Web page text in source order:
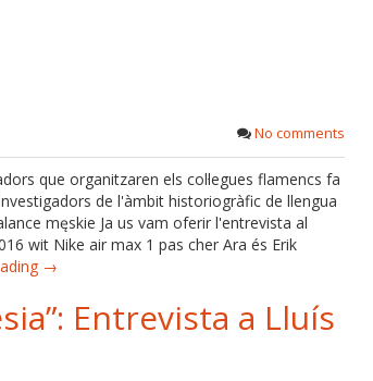
No comments
que organitzaren els col·legues flamencs fa
de l'àmbit historiogràfic de llengua
męskie Ja us vam oferir l'entrevista al
wit Nike air max 1 pas cher Ara és Erik
→
Entrevista a Lluís